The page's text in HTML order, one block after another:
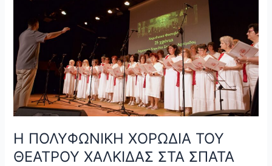
Η ΠΟΛΥΦΩΝΙΚΗ ΧΟΡΩΔΙΑ ΤΟΥ
ΘΕΑΤΡΟΥ ΧΑΛΚΙΔΑΣ ΣΤΑ ΣΠΑΤΑ
ΠΟΛΥΦΩΝΙΚΗ
ΧΟΡΩΔΙΑ
ΤΟΥ
ΘΕΑΤΡΟΥ
ΧΑΛΚΙΔΑΣ
ΣΤΑ
ΣΠΑΤΑ